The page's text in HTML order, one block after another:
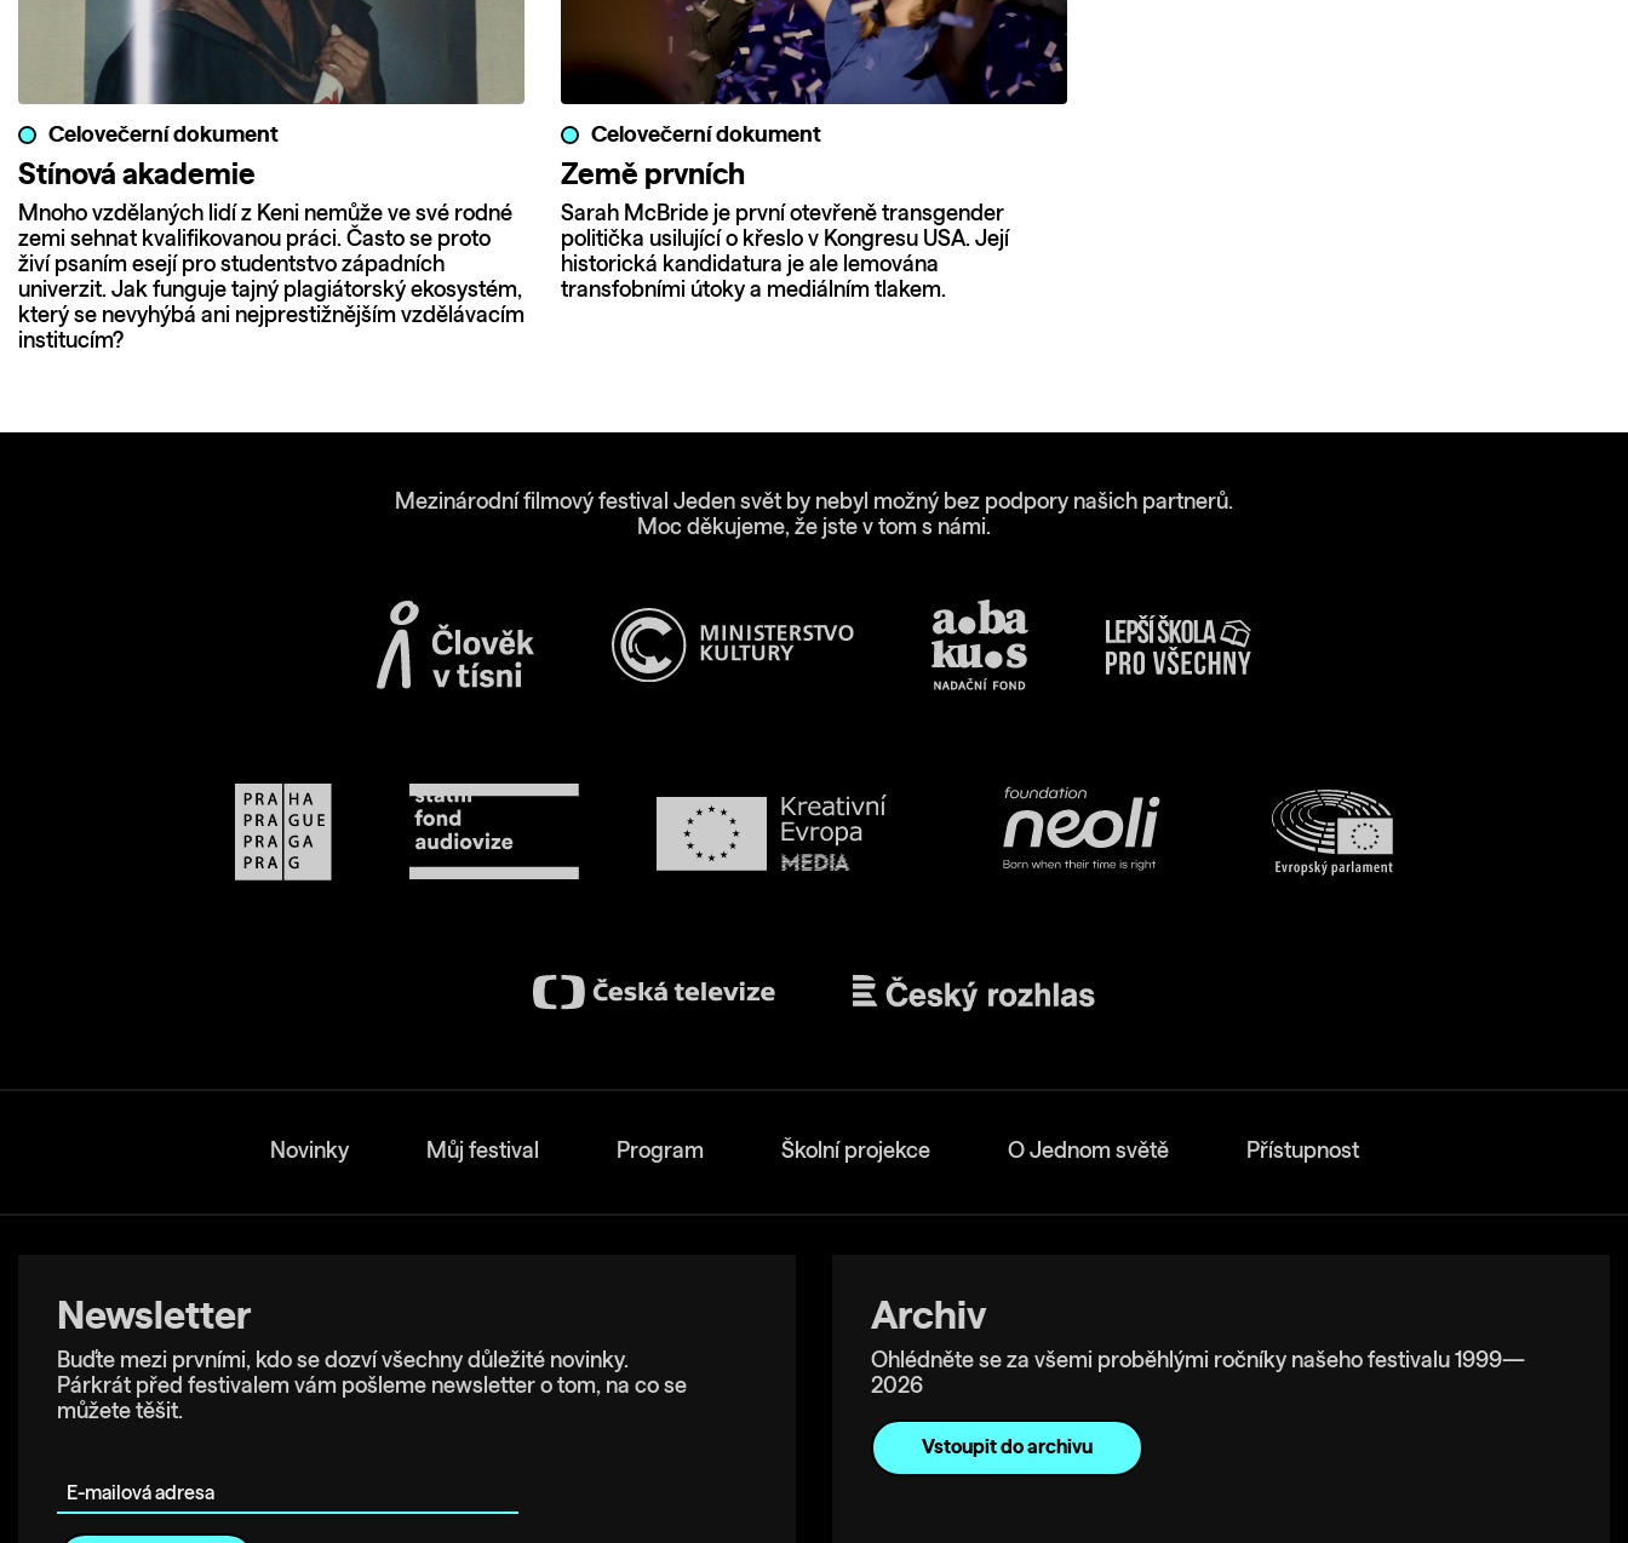
Celovečerní dokument
Stínová akademie
Mnoho vzdělaných lidí z Keni nemůže ve své rodné
zemi sehnat kvalifikovanou práci. Často se proto
živí psaním esejí pro studentstvo západních
univerzit. Jak funguje tajný plagiátorský ekosystém,
který se nevyhýbá ani nejprestižnějším vzdělávacím
institucím?
Celovečerní dokument
Země prvních
Sarah McBride je první otevřeně transgender
politička usilující o křeslo v Kongresu USA. Její
historická kandidatura je ale lemována
transfobními útoky a mediálním tlakem.
Mezinárodní filmový festival Jeden svět by nebyl možný bez podpory našich partnerů.
Moc děkujeme, že jste v tom s námi.
Novinky Můj festival Program Školní projekce O Jednom světě Přístupnost
Newsletter
Buďte mezi prvními, kdo se dozví všechny důležité novinky.
Párkrát před festivalem vám pošleme newsletter o tom, na co se
můžete těšit.
Archiv
Ohlédněte se za všemi proběhlými ročníky našeho festivalu 1999—
2026
Vstoupit do archivu